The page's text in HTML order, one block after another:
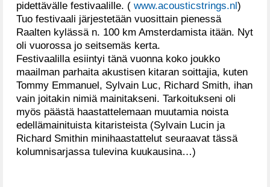
pidettävälle festivaalille. ( www.acousticstrings.nl)
Tuo festivaali järjestetään vuosittain pienessä
Raalten kylässä n. 100 km Amsterdamista itään. Nyt
oli vuorossa jo seitsemäs kerta.
Festivaalilla esiintyi tänä vuonna koko joukko
maailman parhaita akustisen kitaran soittajia, kuten
Tommy Emmanuel, Sylvain Luc, Richard Smith, ihan
vain joitakin nimiä mainitakseni. Tarkoitukseni oli
myös päästä haastattelemaan muutamia noista
edellämainituista kitaristeista (Sylvain Lucin ja
Richard Smithin minihaastattelut seuraavat tässä
kolumnisarjassa tulevina kuukausina…)